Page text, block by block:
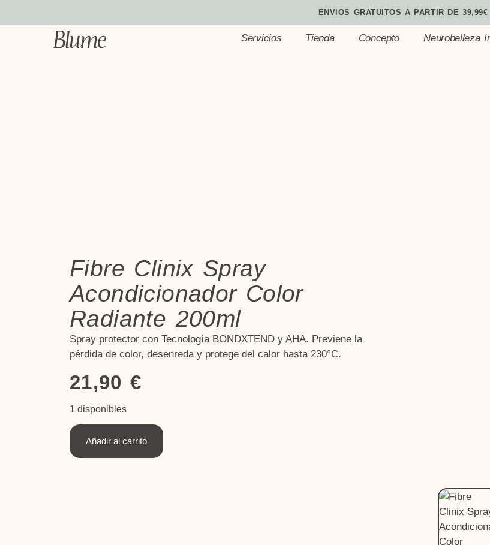
ENVIOS GRATUITOS A PARTIR DE 39,99€
Servicios Tienda Concepto Neurobelleza
Fibre Clinix Spray
Acondicionador Color
Radiante 200ml
Spray protector con Tecnología BONDXTEND y AHA. Previene la
pérdida de color, desenreda y protege del calor hasta 230°C.
21,90€
1 disponibles
Añadir al carrito